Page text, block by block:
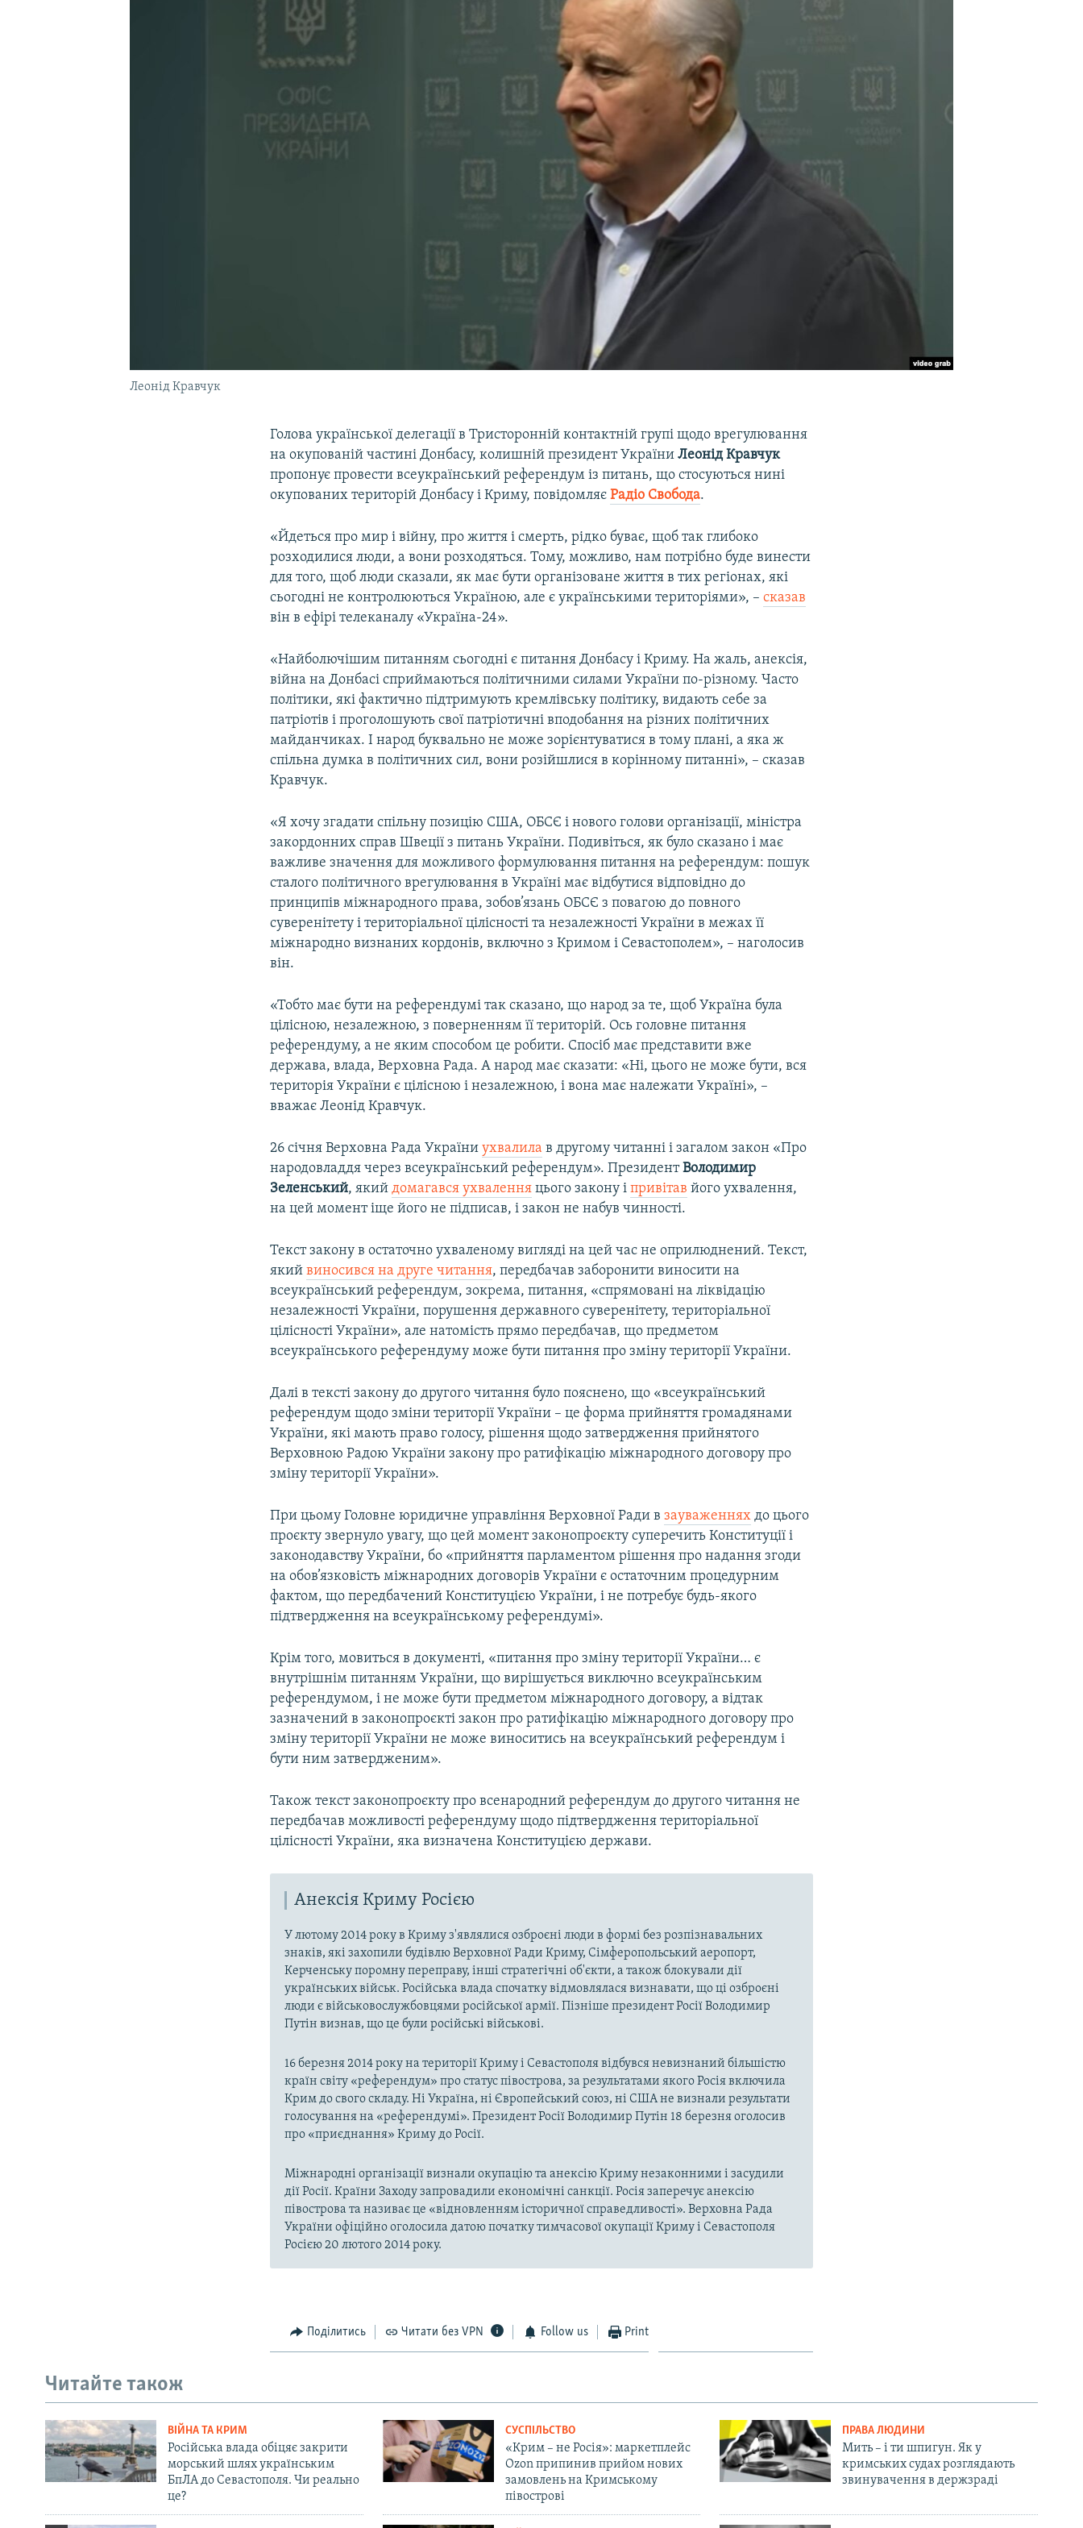
Леонід Кравчук
Голова української делегації в Тристоронній контактній групі щодо врегулювання
на окупованій частині Донбасу, колишній президент УкраїниЛеонід Кравчук
пропонує провести всеукраїнський референдум із питань, що стосуються нині
окупованих територій Донбасу і Криму, повідомляєРадіо Свобода.
«Йдеться про мир і війну, про життя і смерть, рідко буває, щоб так глибоко
розходилися люди, а вони розходяться. Тому, можливо, нам потрібно буде винести
для того, щоб люди сказали, як має бути організоване життя в тих регіонах, які
сьогодні не контролюються Україною, але є українськими територіями», –сказав
він в ефірі телеканалу «Україна-24».
«Найболючішим питанням сьогодні є питання Донбасу і Криму. На жаль, анексія,
війна на Донбасі сприймаються політичними силами України по-різному. Часто
політики, які фактично підтримують кремлівську політику, видають себе за
патріотів і проголошують свої патріотичні вподобання на різних політичних
майданчиках. І народ буквально не може зорієнтуватися в тому плані, а яка ж
спільна думка в політичних сил, вони розійшлися в корінному питанні», – сказав
Кравчук.
«Я хочу згадати спільну позицію США, ОБСЄ і нового голови організації, міністра
закордонних справ Швеції з питань України. Подивіться, як було сказано і має
важливе значення для можливого формулювання питання на референдум: пошук
сталого політичного врегулювання в Україні має відбутися відповідно до
принципів міжнародного права, зобов’язань ОБСЄ з повагою до повного
суверенітету і територіальної цілісності та незалежності України в межах її
міжнародно визнаних кордонів, включно з Кримом і Севастополем», – наголосив
він.
«Тобто має бути на референдумі так сказано, що народ за те, щоб Україна була
цілісною, незалежною, з поверненням її територій. Ось головне питання
референдуму, а не яким способом це робити. Спосіб має представити вже
держава, влада, Верховна Рада. А народ має сказати: «Ні, цього не може бути, вся
територія України є цілісною і незалежною, і вона має належати Україні», –
вважає Леонід Кравчук.
26 січня Верховна Рада Україниухвалила в другому читанні і загалом закон «Про
народовладдя через всеукраїнський референдум». ПрезидентВолодимир
Зеленський, якийдомагався ухвалення цього закону іпривітав його ухвалення,
на цей момент іще його не підписав, і закон не набув чинності.
Текст закону в остаточно ухваленому вигляді на цей час не оприлюднений. Текст,
якийвиносився на друге читання, передбачав заборонити виносити на
всеукраїнський референдум, зокрема, питання, «спрямовані на ліквідацію
незалежності України, порушення державного суверенітету, територіальної
цілісності України», але натомість прямо передбачав, що предметом
всеукраїнського референдуму може бути питання про зміну території України.
Далі в тексті закону до другого читання було пояснено, що «всеукраїнський
референдум щодо зміни території України – це форма прийняття громадянами
України, які мають право голосу, рішення щодо затвердження прийнятого
Верховною Радою України закону про ратифікацію міжнародного договору про
зміну території України».
При цьому Головне юридичне управління Верховної Ради взауваженнях до цього
проєкту звернуло увагу, що цей момент законопроєкту суперечить Конституції і
законодавству України, бо «прийняття парламентом рішення про надання згоди
на обов’язковість міжнародних договорів України є остаточним процедурним
фактом, що передбачений Конституцією України, і не потребує будь-якого
підтвердження на всеукраїнському референдумі».
Крім того, мовиться в документі, «питання про зміну території України… є
внутрішнім питанням України, що вирішується виключно всеукраїнським
референдумом, і не може бути предметом міжнародного договору, а відтак
зазначений в законопроєкті закон про ратифікацію міжнародного договору про
зміну території України не може виноситись на всеукраїнський референдум і
бути ним затвердженим».
Також текст законопроєкту про всенародний референдум до другого читання не
передбачав можливості референдуму щодо підтвердження територіальної
цілісності України, яка визначена Конституцією держави.
Анексія Криму Росією
У лютому 2014 року в Криму з'являлися озброєні люди в формі без розпізнавальних
знаків, які захопили будівлю Верховної Ради Криму, Сімферопольський аеропорт,
Керченську поромну переправу, інші стратегічні об'єкти, а також блокували дії
українських військ. Російська влада спочатку відмовлялася визнавати, що ці озброєні
люди є військовослужбовцями російської армії. Пізніше президент Росії Володимир
Путін визнав, що це були російські військові.
16 березня 2014 року на території Криму і Севастополя відбувся невизнаний більшістю
країн світу «референдум» про статус півострова, за результатами якого Росія включила
Крим до свого складу. Ні Україна, ні Європейський союз, ні США не визнали результати
голосування на «референдумі». Президент Росії Володимир Путін 18 березня оголосив
про «приєднання» Криму до Росії.
Міжнародні організації визнали окупацію та анексію Криму незаконними і засудили
дії Росії. Країни Заходу запровадили економічні санкції. Росія заперечує анексію
півострова та називає це «відновленням історичної справедливості». Верховна Рада
України офіційно оголосила датою початку тимчасової окупації Криму і Севастополя
Росією 20 лютого 2014 року.
Поділитись Читати без VPN Follow us Print
Читайте також
ВІЙНА ТА КРИМ
Російська влада обіцяє закрити
морський шлях українським
БпЛА до Севастополя. Чи реально
це?
СУСПІЛЬСТВО
«Крим – не Росія»: маркетплейс
Ozon припинив прийом нових
замовлень на Кримському
півострові
ПРАВА ЛЮДИНИ
Мить – і ти шпигун. Як у
кримських судах розглядають
звинувачення в держзраді